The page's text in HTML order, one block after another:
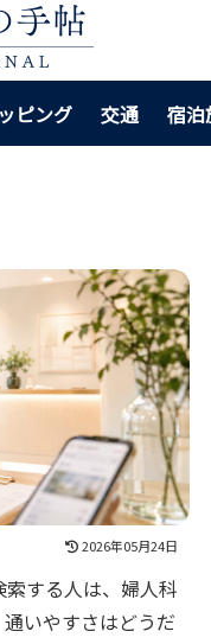
ピング 交通 宿泊
べるときの判断材
意点を整理！
2026年05月24日
する人は、婦人科
いやすさはどうだ